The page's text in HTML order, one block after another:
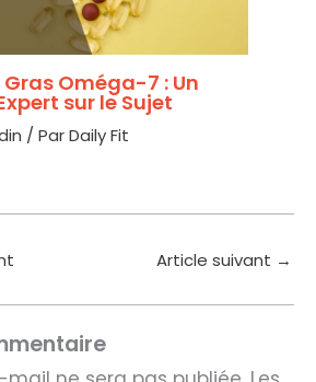
Gras Oméga-7 : Un
sur le Sujet
/ ParDaily Fit
Article suivant →